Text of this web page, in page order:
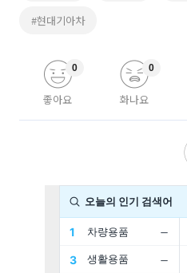
#현대기아차
좋아요
0
화나요
0